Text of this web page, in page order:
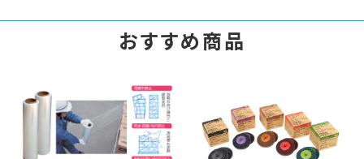
おすすめ商品